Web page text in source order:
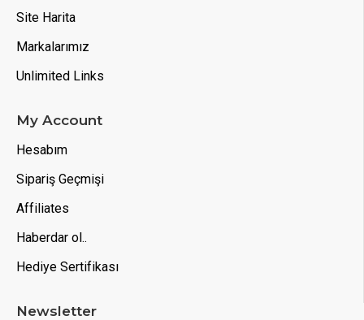
Site Harita
Markalarımız
Unlimited Links
My Account
Hesabım
Sipariş Geçmişi
Affiliates
Haberdar ol..
Hediye Sertifikası
Newsletter